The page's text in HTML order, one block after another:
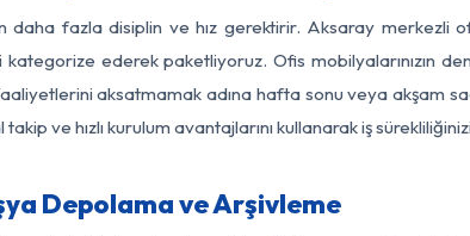
daha fazla disiplin ve hız gerektirir. Aksaray merkezli
ederek paketliyoruz. Ofis mobilyalarınızın
aksatmamak adına hafta sonu veya akşam
ve hızlı kurulum avantajlarını kullanarak iş
Depolama ve Arşivleme